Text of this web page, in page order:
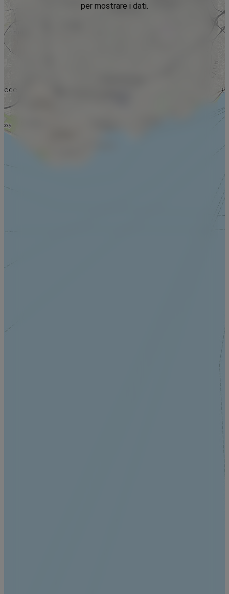
per mostrare i dati.